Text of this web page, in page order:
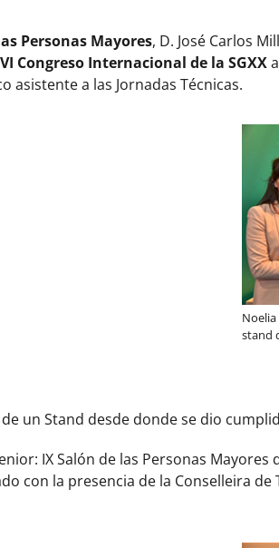
Personas Mayores, D. José Carlos
Congreso Internacional de la SGXX
a las Jornadas Técnicas.
stand
un Stand desde donde se dio
IX Salón de las Personas
con la presencia de la Conselleira